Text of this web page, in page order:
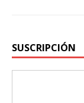
SUSCRIPCIÓN